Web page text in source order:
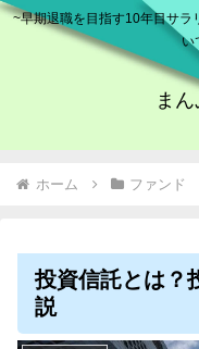
~早期退職を目指す10年目サラ
い
ま
ホーム ファンド
投資信託とは？
説